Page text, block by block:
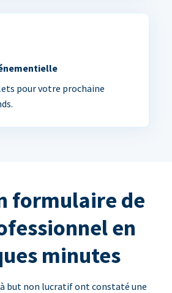
pour votre prochaine
formulaire de
en
minutes
but non lucratif ont constaté une